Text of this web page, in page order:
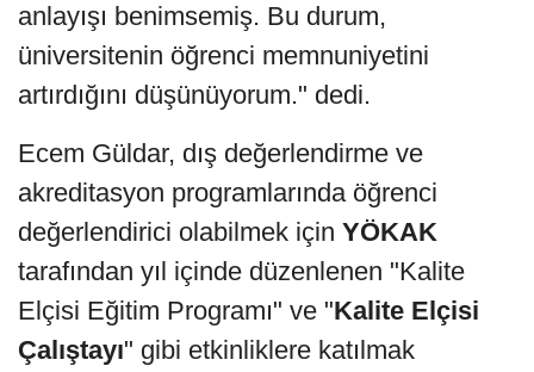
anlayışı benimsemiş. Bu durum,
üniversitenin öğrenci memnuniyetini
artırdığını düşünüyorum." dedi.
Ecem Güldar, dış değerlendirme ve
akreditasyon programlarında öğrenci
değerlendirici olabilmek için YÖKAK
tarafından yıl içinde düzenlenen "Kalite
Elçisi Eğitim Programı" ve "Kalite Elçisi
Çalıştayı" gibi etkinliklere katılmak